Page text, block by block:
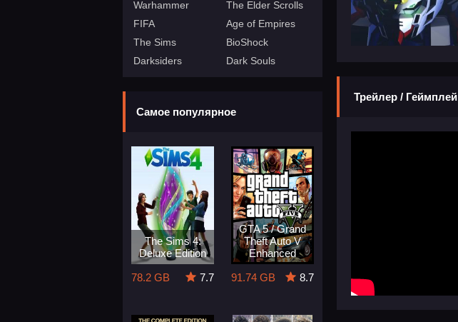
Warhammer
The Elder Scrolls
FIFA
Age of Empires
The Sims
BioShock
Darksiders
Dark Souls
Самое популярное
The Sims 4:
Deluxe Edition
78.2 GB
7.7
GTA 5 / Grand
Theft Auto V
Enhanced
91.74 GB
8.7
Трейлер / Геймплей